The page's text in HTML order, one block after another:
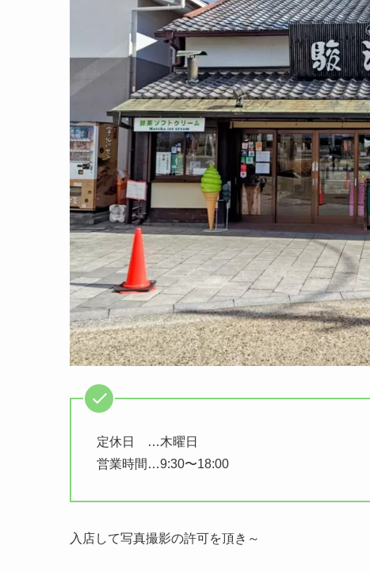
定休日 …木曜日
営業時間…9:30〜18:00
入店して写真撮影の許可を頂き～